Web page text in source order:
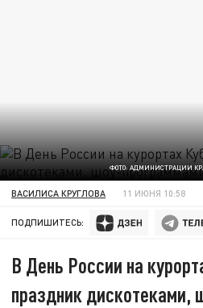
ФОТО: АДМИНИСТРАЦИИ
ВАСИЛИСА КРУГЛОВА 11 ИЮНЯ 10:58
ПОДПИШИТЕСЬ:
В День России на
праздник дискотеками,